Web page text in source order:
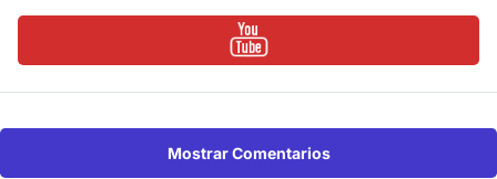
Mostrar Comentarios